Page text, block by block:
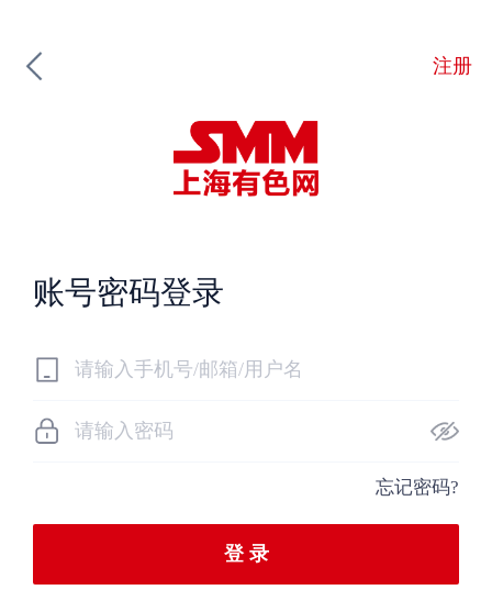
注册
账号密码登录
忘记密码?
登 录